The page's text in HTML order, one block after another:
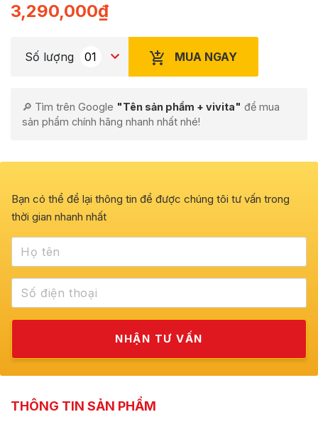
3,290,000₫
Số lượng MUA NGAY
🔎 Tìm trên Google "Tên sản phẩm + vivita" để mua
sản phẩm chính hãng nhanh nhất nhé!
Bạn có thể để lại thông tin để được chúng tôi tư vấn trong
thời gian nhanh nhất
THÔNG TIN SẢN PHẨM